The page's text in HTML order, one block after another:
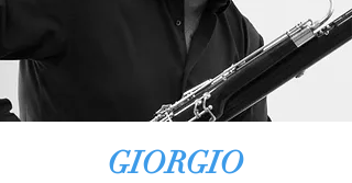
GIORGIO